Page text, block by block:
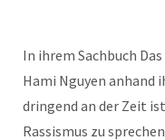
In ihrem Sachbuch
Hami Nguyen anhand
dringend an der Zeit
Rassismus zu